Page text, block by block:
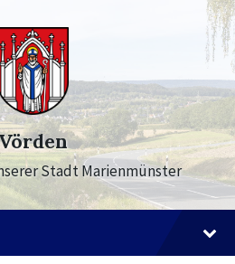
Stadt Marienmünster